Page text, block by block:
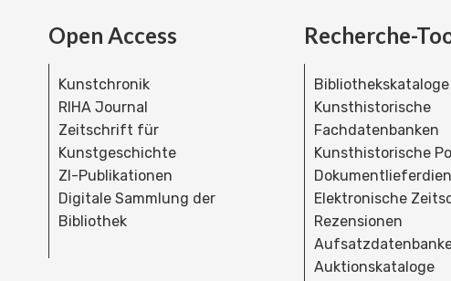
Open Access
Kunstchronik
RIHA Journal
Zeitschrift für
Kunstgeschichte
ZI-Publikationen
Digitale Sammlung der
Bibliothek
Recherche-
Bibliothekskataloge
Kunsthistorische
Fachdatenbanken
Kunsthistorische
Elektronische
Rezensionen
Auktionskataloge